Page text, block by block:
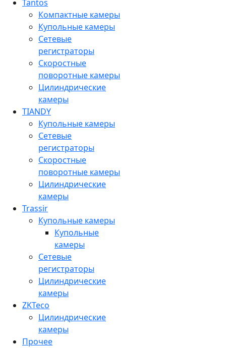
Tantos
Компактные камеры
Купольные камеры
Сетевые
регистраторы
Скоростные
поворотные камеры
Цилиндрические
камеры
TIANDY
Купольные камеры
Сетевые
регистраторы
Скоростные
поворотные камеры
Цилиндрические
камеры
Trassir
Купольные камеры
Купольные
камеры
Сетевые
регистраторы
Цилиндрические
камеры
ZKTeco
Цилиндрические
камеры
Прочее